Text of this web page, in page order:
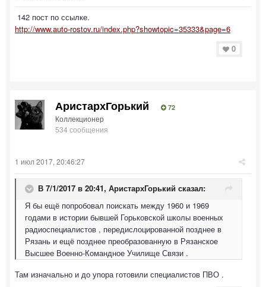
142 пост по ссылке.
http://www.auto-rostov.ru/index.php?showtopic=35333&page=6
0
АристархГорький 72
Коллекционер
534 сообщения
1 июл 2017, 20:46:27
В 7/1/2017 в 20:41, АристархГорький сказал:
Я бы ещё попробовал поискать между 1960 и 1969
годами в истории бывшей Горьковской школы военных
радиоспециалистов , передислоцированной позднее в
Рязань и ещё позднее преобразованную в Рязанское
Высшее Военно-Командное Училище Связи .
Там изначально и до упора готовили специалистов ПВО .